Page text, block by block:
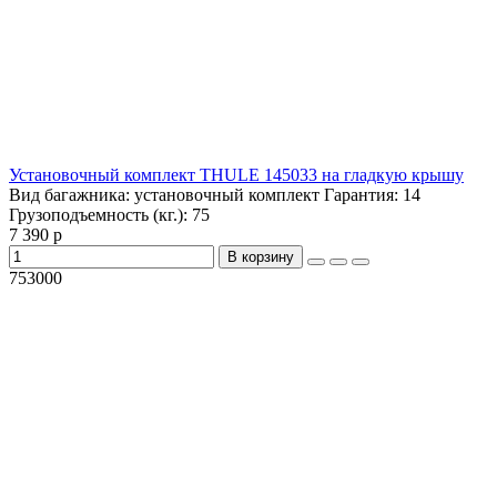
Установочный комплект THULE 145033 на гладкую крышу
Вид багажника: установочный комплект Гарантия: 14
Грузоподъемность (кг.): 75
7 390 р
В корзину
753000